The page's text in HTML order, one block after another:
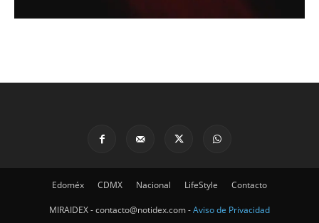
Edoméx CDMX Nacional LifeStyle Contacto
MIRAIDEX - contacto@notidex.com -Aviso de Privacidad